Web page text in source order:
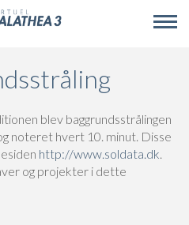
blev baggrundsstrålingen
noteret hvert 10. minut. Disse
http://www.soldata.dk.
og projekter i dette